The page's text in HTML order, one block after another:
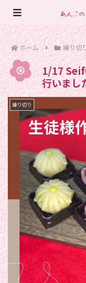
ホーム 練り切
1/17
行いまし
練り切り